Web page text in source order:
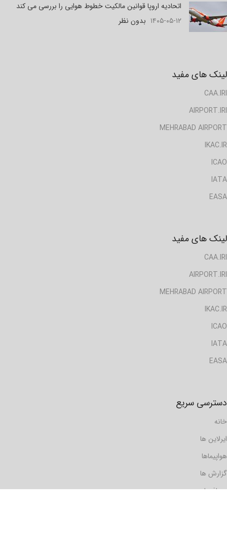
اتحادیه اروپا قوانین مالکیت خطوط هوایی را بررسی می کند
۱۴۰۵-۰۵-۱۲ بدون نظر
لینک های مفید
CAA.IRI
AIRPORT.IRI
MEHRABAD AIRPORT
IKAC.IR
ICAO
IATA
EASA
لینک های مفید
CAA.IRI
AIRPORT.IRI
MEHRABAD AIRPORT
IKAC.IR
ICAO
IATA
EASA
دسترسی سریع
خانه
ایرلاین ها
هواپیماها
گزارش ها
مسافرها